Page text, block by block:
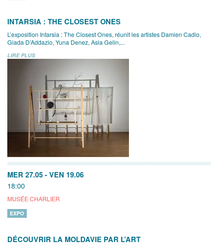
INTARSIA : THE CLOSEST ONES
L’exposition Intarsia : The Closest Ones, réunit les artistes Damien Cadio,
Giada D’Addazio, Yuna Denez, Asia Gelin,...
LIRE PLUS
MER 27.05 - VEN 19.06
18:00
MUSÉE CHARLIER
EXPO
DÉCOUVRIR LA MOLDAVIE PAR L’ART